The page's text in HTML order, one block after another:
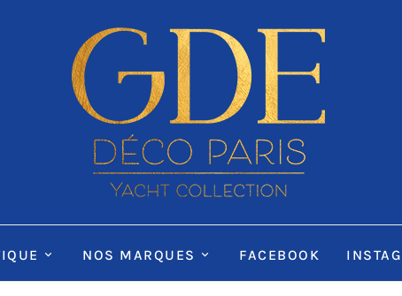
NOS MARQUES FACEBOOK